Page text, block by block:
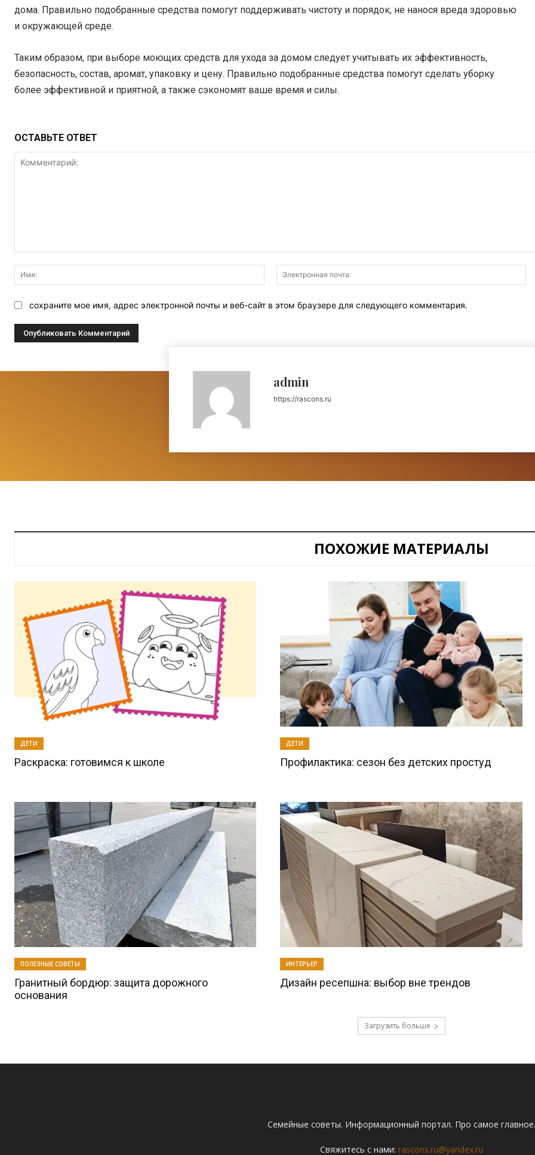
дома. Правильно подобранные средства помогут поддерживать чистоту и порядок, не нанося вреда здоровью
и окружающей среде.
Таким образом, при выборе моющих средств для ухода за домом следует учитывать их эффективность,
безопасность, состав, аромат, упаковку и цену. Правильно подобранные средства помогут сделать уборку
более эффективной и приятной, а также сэкономят ваше время и силы.
ОСТАВЬТЕ ОТВЕТ
Имя:
сохраните мое имя, адрес электронной почты и веб-сайт в этом браузере для следующего комментария.
admin
https://rascons.ru
ПОХОЖИЕ МАТЕРИАЛЫ
ДЕТИ
Раскраска: готовимся к школе
ДЕТИ
Профилактика: сезон без детских простуд
ПОЛЕЗНЫЕ СОВЕТЫ
Гранитный бордюр: защита дорожного
основания
ИНТЕРЬЕР
Дизайн ресепшна: выбор вне трендов
Загрузить больше
Семейные советы. Информационный портал. Про самое главное.
Свяжитесь с нами: rascons.ru@yandex.ru